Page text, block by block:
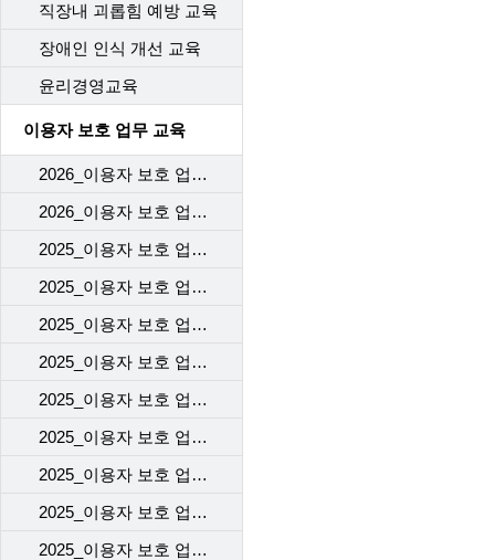
직장내 괴롭힘 예방 교육
장애인 인식 개선 교육
윤리경영교육
이용자 보호 업무 교육
2026_이용자 보호 업무 교육(1차)_개통센터
2026_이용자 보호 업무 교육(1차)_고객센터
2025_이용자 보호 업무 교육(2차)_고객센터
2025_이용자 보호 업무 교육(1차)_고객센터
2025_이용자 보호 업무 교육(2차)_개통센터
2025_이용자 보호 업무 교육(1차)_개통센터
2025_이용자 보호 업무 교육(2차)_voc 기본 교육
2025_이용자 보호 업무 교육(2차)_계약 시 고객에게 제공해야 할 필수고지 및 동의사항
2025_이용자 보호 업무 교육(2차)_개인정보 보호 교육
2025_이용자 보호 업무 교육(2차)_규제기관의 이용자 보호 정책 변경사항([KISA] 불법스패머 가입제한(해지자) 강화 제도 시행)
2025_이용자 보호 업무 교육(1차)_자사 서비스 변경